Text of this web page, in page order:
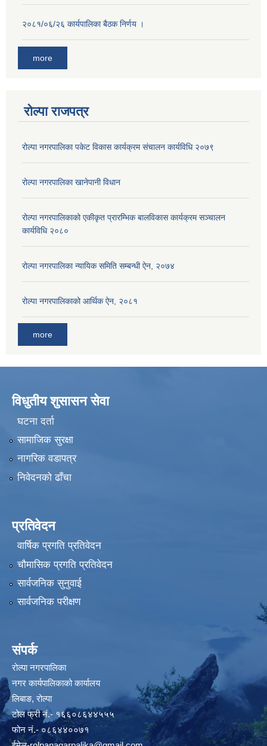
२०८१/०६/२६ कार्यपालिका बैठक निर्णय ।
more
रोल्पा राजपत्र
रोल्पा नगरपालिका पकेट विकास कार्यक्रम संचालन कार्यविधि २०७९
रोल्पा नगरपालिका खानेपानी विधान
रोल्पा नगरपालिकाको एकीकृत प्रारम्भिक बालविकास कार्यक्रम सञ्चालन
कार्यविधि २०८०
रोल्पा नगरपालिका न्यायिक समिति सम्बन्धी ऐन, २०७४
रोल्पा नगरपालिकाको आर्थिक ऐन, २०८१
more
विधुतीय शुसासन सेवा
घटना दर्ता
सामाजिक सुरक्षा
नागरिक वडापत्र
निवेदनको ढाँचा
प्रतिवेदन
वार्षिक प्रगति प्रतिवेदन
चौमासिक प्रगति प्रतिवेदन
सार्वजनिक सुनुवाई
सार्वजनिक परीक्षण
संपर्क
रोल्पा नगरपालिका
नगर कार्यपालिकाको कार्यालय
लिबाङ, रोल्पा
टोल फ्री नं.- १६६०८६४४५५५
फोन नं.- ०८६४४००७१